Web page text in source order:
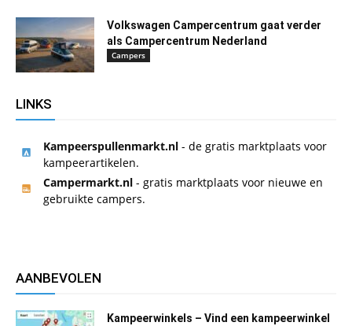
Volkswagen Campercentrum gaat verder
als Campercentrum Nederland
Campers
LINKS
Kampeerspullenmarkt.nl - de gratis marktplaats voor
kampeerartikelen.
Campermarkt.nl - gratis marktplaats voor nieuwe en
gebruikte campers.
AANBEVOLEN
Kampeerwinkels – Vind een kampeerwinkel